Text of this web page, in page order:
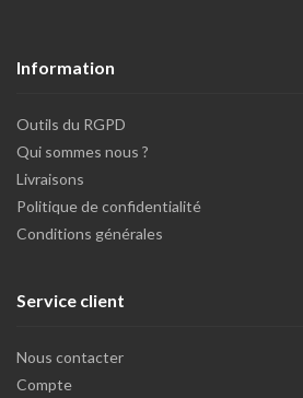
Information
Outils du RGPD
Qui sommes nous ?
Livraisons
Politique de confidentialité
Conditions générales
Service client
Nous contacter
Compte